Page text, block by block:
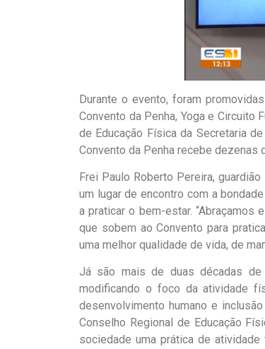
Durante o evento, foram
Convento da Penha, Yoga e
de Educação Física da Secretaria
Convento da Penha recebe
Frei Paulo Roberto Pereira,
um lugar de encontro com a
a praticar o bem-estar.
que sobem ao Convento para
uma melhor qualidade de vida, de
Já são mais de duas décadas de
modificando o foco da atividade
desenvolvimento humano e
Conselho Regional de Educação
sociedade uma prática de